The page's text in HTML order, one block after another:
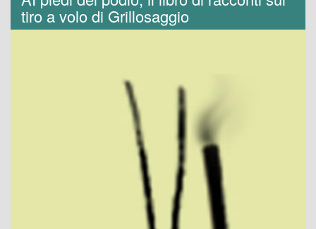
tiro a volo di Grillosaggio